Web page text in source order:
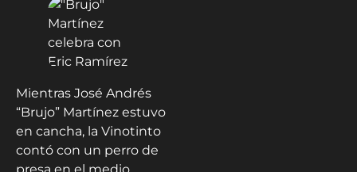
Mientras José Andrés
“Brujo” Martínez estuvo
en cancha, la Vinotinto
contó con un perro de